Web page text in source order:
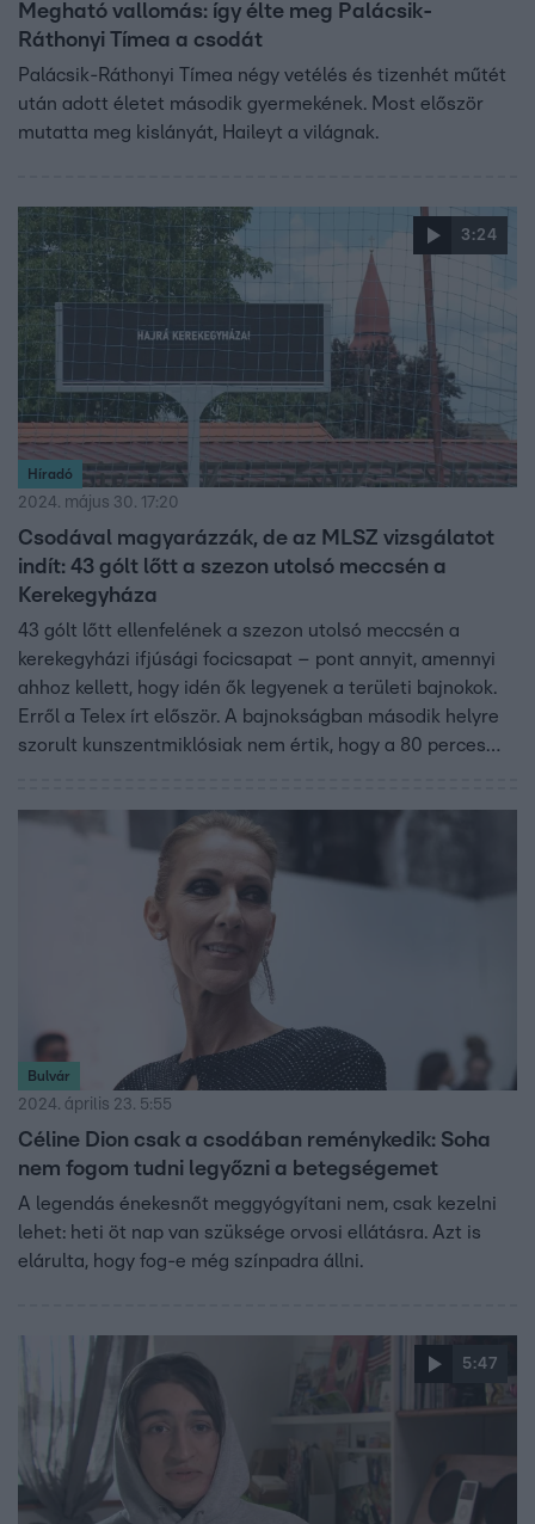
Megható vallomás: így élte meg Palácsik-
Ráthonyi Tímea a csodát
Palácsik-Ráthonyi Tímea négy vetélés és tizenhét műtét
után adott életet második gyermekének. Most először
mutatta meg kislányát, Haileyt a világnak.
3:24
Híradó
2024. május 30. 17:20
Csodával magyarázzák, de az MLSZ vizsgálatot
indít: 43 gólt lőtt a szezon utolsó meccsén a
Kerekegyháza
43 gólt lőtt ellenfelének a szezon utolsó meccsén a
kerekegyházi ifjúsági focicsapat – pont annyit, amennyi
ahhoz kellett, hogy idén ők legyenek a területi bajnokok.
Erről a Telex írt először. A bajnokságban második helyre
szorult kunszentmiklósiak nem értik, hogy a 80 perces
labdarúgó szövetség vizsgálatot indít az ügyben.
Bulvár
2024. április 23. 5:55
Céline Dion csak a csodában reménykedik: Soha
nem fogom tudni legyőzni a betegségemet
A legendás énekesnőt meggyógyítani nem, csak kezelni
lehet: heti öt nap van szüksége orvosi ellátásra. Azt is
elárulta, hogy fog-e még színpadra állni.
5:47